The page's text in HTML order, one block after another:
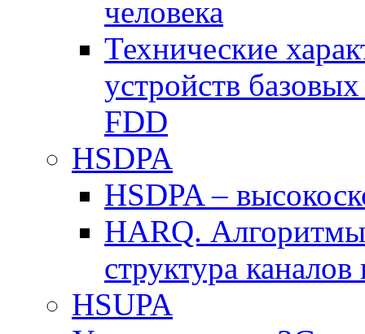
человека
Технические
устройств
FDD
HSDPA
HSDPA –
HARQ.
структура
HSUPA